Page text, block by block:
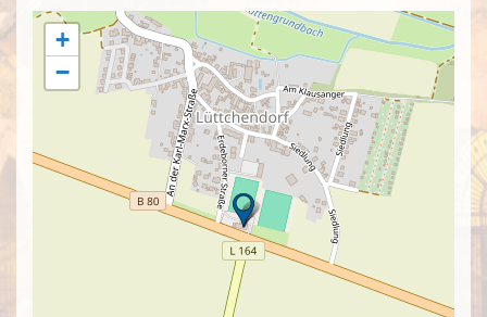
+
−